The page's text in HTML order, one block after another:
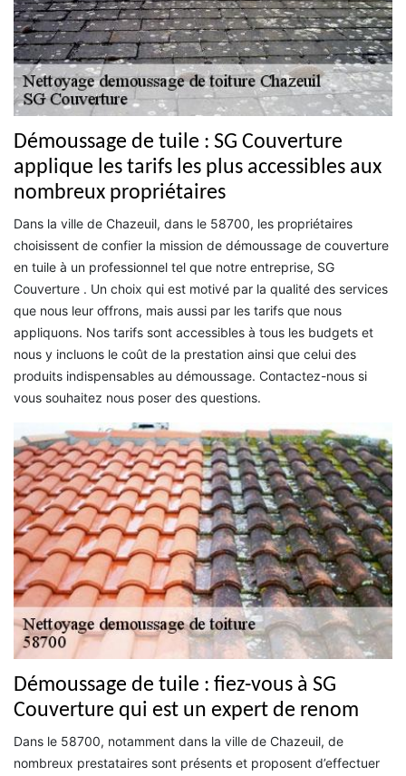
Démoussage de tuile : SG Couverture
applique les tarifs les plus accessibles aux
nombreux propriétaires
Dans la ville de Chazeuil, dans le 58700, les propriétaires
choisissent de confier la mission de démoussage de couverture
en tuile à un professionnel tel que notre entreprise, SG
Couverture . Un choix qui est motivé par la qualité des services
que nous leur offrons, mais aussi par les tarifs que nous
appliquons. Nos tarifs sont accessibles à tous les budgets et
nous y incluons le coût de la prestation ainsi que celui des
produits indispensables au démoussage. Contactez-nous si
vous souhaitez nous poser des questions.
Démoussage de tuile : fiez-vous à SG
Couverture qui est un expert de renom
Dans le 58700, notamment dans la ville de Chazeuil, de
nombreux prestataires sont présents et proposent d’effectuer